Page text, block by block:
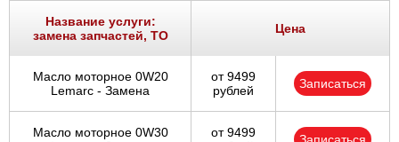
Название услуги:
замена запчастей, ТО
Цена
Масло моторное 0W20
Lemarc - Замена
от 9499
рублей
Записаться
Масло моторное 0W30
от 9499